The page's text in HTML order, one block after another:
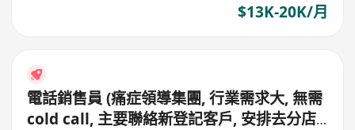
$13K-20K/月
電話銷售員 (痛症領導集團, 行業需求大, 無需
cold call, 主要聯絡新登記客戶, 安排去分店